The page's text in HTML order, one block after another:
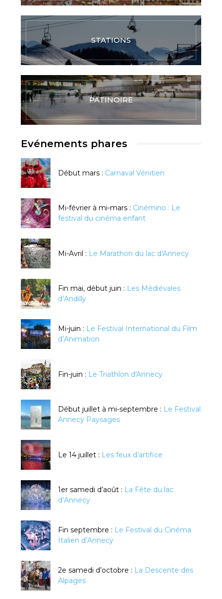
STATIONS
PATINOIRE
Evénements phares
Début mars : Carnaval Vénitien
Mi-février à mi-mars : Cinémino : Le
festival du cinéma enfant
Mi-Avril : Le Marathon du lac d'Annecy
Fin mai, début juin : Les Médiévales
d’Andilly
Mi-juin : Le Festival International du Film
d’Animation
Fin-juin : Le Triathlon d'Annecy
Début juillet à mi-septembre : Le Festival
Annecy Paysages
Le 14 juillet : Les feux d’artifice
1er samedi d’août : La Fête du lac
d’Annecy
Fin septembre : Le Festival du Cinéma
Italien d’Annecy
2e samedi d’octobre : La Descente des
Alpages